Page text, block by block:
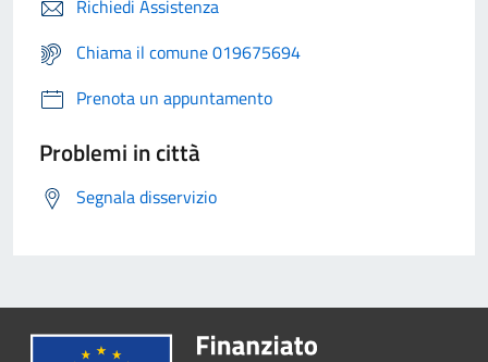
Richiedi Assistenza
Chiama il comune 019675694
Prenota un appuntamento
Problemi in città
Segnala disservizio